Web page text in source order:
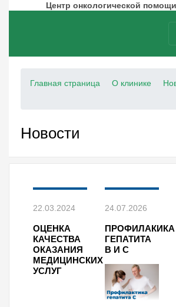
Центр онкологической
Главная страница О клинике
Новости
22.03.2024
ОЦЕНКА
КАЧЕСТВА
ОКАЗАНИЯ
МЕДИЦИНСКИХ
УСЛУГ
24.07.2026
ПРОФИЛАКИКА
ГЕПАТИТА
В И С